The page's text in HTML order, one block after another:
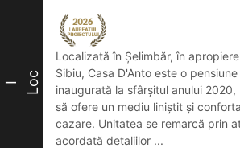
I Loc
Localizată în Şelimbăr, în
Sibiu, Casa D'Anto este o
inaugurată la sfârșitul anului
să ofere un mediu liniștit și
cazare. Unitatea se remarcă prin
acordată detaliilor ...